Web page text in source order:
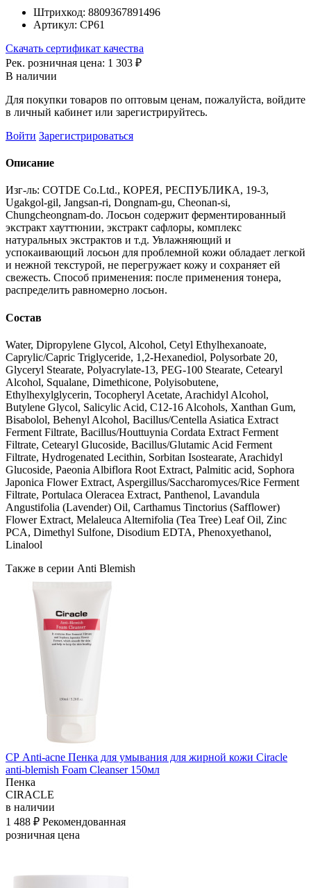
Штрихкод: 8809367891496
Артикул: СР61
Скачать сертификат качества
Рек. розничная цена: 1 303 ₽
В наличии
Для покупки товаров по оптовым ценам, пожалуйста, войдите
в личный кабинет или зарегистрируйтесь.
Войти Зарегистрироваться
Описание
Изг-ль: COTDE Co.Ltd., КОРЕЯ, РЕСПУБЛИКА, 19-3,
Ugakgol-gil, Jangsan-ri, Dongnam-gu, Cheonan-si,
Chungcheongnam-do. Лосьон содержит ферментированный
экстракт хауттюнии, экстракт сафлоры, комплекс
натуральных экстрактов и т.д. Увлажняющий и
успокаивающий лосьон для проблемной кожи обладает легкой
и нежной текстурой, не перегружает кожу и сохраняет ей
свежесть. Способ применения: после применения тонера,
распределить равномерно лосьон.
Состав
Water, Dipropylene Glycol, Alcohol, Cetyl Ethylhexanoate,
Caprylic/Capric Triglyceride, 1,2-Hexanediol, Polysorbate 20,
Glyceryl Stearate, Polyacrylate-13, PEG-100 Stearate, Cetearyl
Alcohol, Squalane, Dimethicone, Polyisobutene,
Ethylhexylglycerin, Tocopheryl Acetate, Arachidyl Alcohol,
Butylene Glycol, Salicylic Acid, C12-16 Alcohols, Xanthan Gum,
Bisabolol, Behenyl Alcohol, Bacillus/Centella Asiatica Extract
Ferment Filtrate, Bacillus/Houttuynia Cordata Extract Ferment
Filtrate, Cetearyl Glucoside, Bacillus/Glutamic Acid Ferment
Filtrate, Hydrogenated Lecithin, Sorbitan Isostearate, Arachidyl
Glucoside, Paeonia Albiflora Root Extract, Palmitic acid, Sophora
Japonica Flower Extract, Aspergillus/Saccharomyces/Rice Ferment
Filtrate, Portulaca Oleracea Extract, Panthenol, Lavandula
Angustifolia (Lavender) Oil, Carthamus Tinctorius (Safflower)
Flower Extract, Melaleuca Alternifolia (Tea Tree) Leaf Oil, Zinc
PCA, Dimethyl Sulfone, Disodium EDTA, Phenoxyethanol,
Linalool
Также в серии Anti Blemish
СР Anti-acne Пенка для умывания для жирной кожи Ciracle
anti-blemish Foam Cleanser 150мл
Пенка
CIRACLE
в наличии
1 488 ₽ Рекомендованная
розничная цена